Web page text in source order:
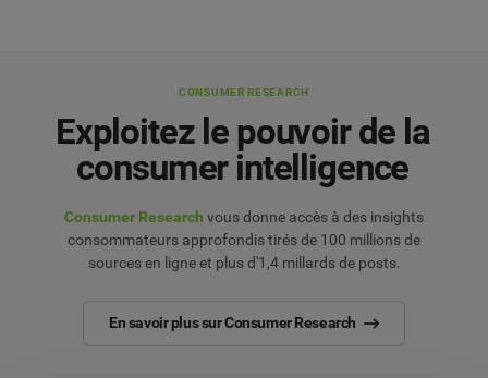
CONSUMER RESEARCH
Exploitez le pouvoir de la
consumer intelligence
Consumer Research vous donne accès à des insights
consommateurs approfondis tirés de 100 millions de
sources en ligne et plus d'1,4 millards de posts.
En savoir plus sur Consumer Research